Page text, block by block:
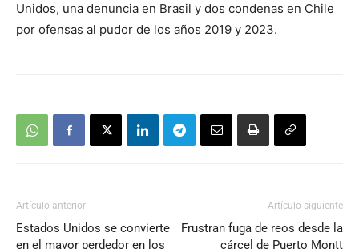
Unidos, una denuncia en Brasil y dos condenas en Chile
por ofensas al pudor de los años 2019 y 2023.
Artículo anterior
Estados Unidos se convierte
en el mayor perdedor en los
Artículo siguiente
Frustran fuga de reos desde la
cárcel de Puerto Montt